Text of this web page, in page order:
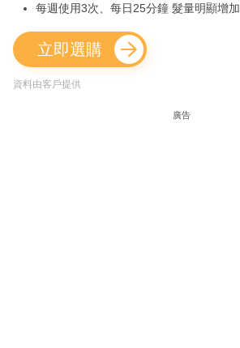
每週使用3次、每日25分鐘 髮量明顯增加
立即選購
資料由客戶提供
廣告